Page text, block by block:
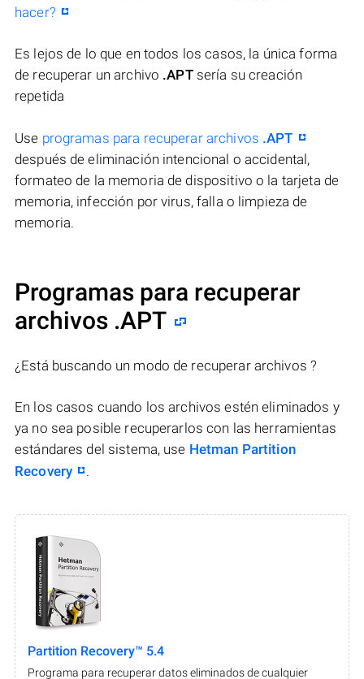
hacer?
Es lejos de lo que en todos los casos, la única forma
de recuperar un archivo .APTsería su creación
repetida
Use programas para recuperar archivos .APT
después de eliminación intencional o accidental,
formateo de la memoria de dispositivo o la tarjeta de
memoria, infección por virus, falla o limpieza de
memoria.
Programas para recuperar
archivos .APT
¿Está buscando un modo de recuperar archivos ?
En los casos cuando los archivos estén eliminados y
ya no sea posible recuperarlos con las herramientas
estándares del sistema, use Hetman Partition
Recovery
.
Partition Recovery™ 5.4
Programa para recuperar datos eliminados de cualquier